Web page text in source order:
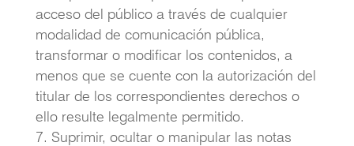
acceso del público a través de cualquier
modalidad de comunicación pública,
transformar o modificar los contenidos, a
menos que se cuente con la autorización del
titular de los correspondientes derechos o
ello resulte legalmente permitido.
Suprimir, ocultar o manipular las notas